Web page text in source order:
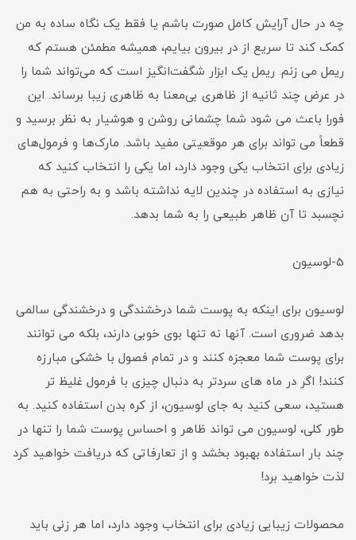
چه در حال آرایش کامل صورت باشم یا فقط یک نگاه ساده به من
کمک کند تا سریع از در بیرون بیایم، همیشه مطمئن هستم که
ریمل می زنم. ریمل یک ابزار شگفت‌انگیز است که می‌تواند شما را
در عرض چند ثانیه از ظاهری بی‌معنا به ظاهری زیبا برساند. این
فورا باعث می شود شما چشمانی روشن و هوشیار به نظر برسید و
قطعاً می تواند برای هر موقعیتی مفید باشد. مارک‌ها و فرمول‌های
زیادی برای انتخاب یکی وجود دارد، اما یکی را انتخاب کنید که
نیازی به استفاده در چندین لایه نداشته باشد و به راحتی به هم
نچسبد تا آن ظاهر طبیعی را به شما بدهد.
5-لوسیون
لوسیون برای اینکه به پوست شما درخشندگی و درخشندگی سالمی
بدهد ضروری است. آنها نه تنها بوی خوبی دارند، بلکه می توانند
برای پوست شما معجزه کنند و در تمام فصول با خشکی مبارزه
کنند! اگر در ماه های سردتر به دنبال چیزی با فرمول غلیظ تر
هستید، سعی کنید به جای لوسیون، از کره بدن استفاده کنید. به
طور کلی، لوسیون می تواند ظاهر و احساس پوست شما را تنها در
چند بار استفاده بهبود بخشد و از تعارفاتی که دریافت خواهید کرد
لذت خواهید برد!
محصولات زیبایی زیادی برای انتخاب وجود دارد، اما هر زنی باید